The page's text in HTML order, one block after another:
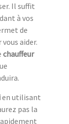
Il suffit
à vos
de
aider.
chauffeur
en utilisant
pas la